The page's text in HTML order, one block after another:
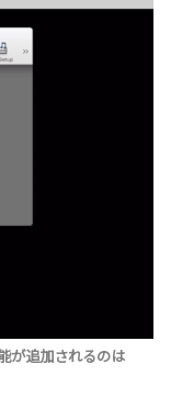
が追加されるのは